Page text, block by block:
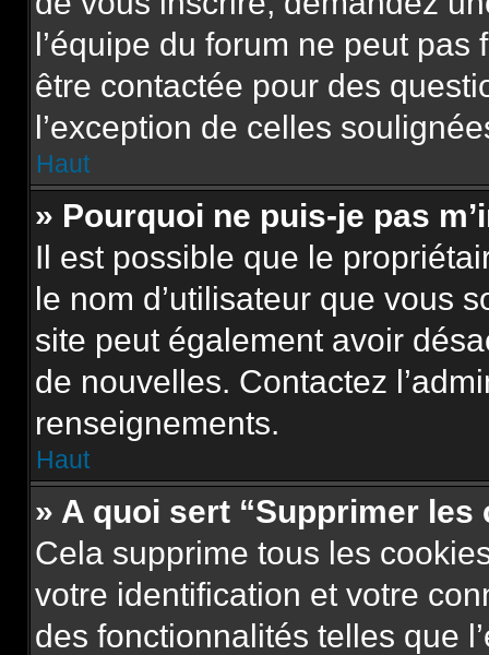
l’équipe du forum ne peut
être contactée pour des
l’exception de celles
Haut
» Pourquoi ne puis-je pas
Il est possible que le
le nom d’utilisateur que vous
site peut également avoir
de nouvelles. Contactez
renseignements.
Haut
» A quoi sert “Supprimer
Cela supprime tous les
votre identification et votre
des fonctionnalités telles que